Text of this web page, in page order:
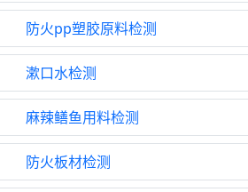
防火pp塑胶原料检测
漱口水检测
麻辣鳝鱼用料检测
防火板材检测